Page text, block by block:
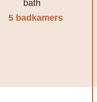
5 badkamers